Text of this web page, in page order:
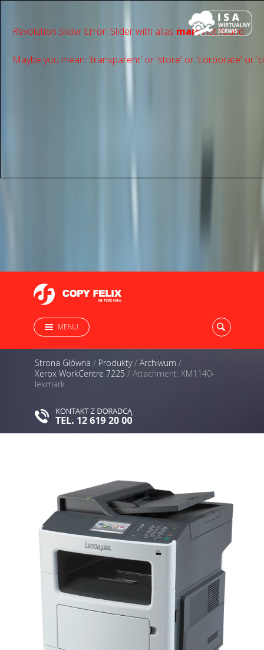
Revolution Slider Error: Slider with alias mainnot found.
Maybe you mean: 'transparent' or 'store' or 'сorporate' or
MENU
Strona Główna / Produkty/ Archiwum /
Xerox WorkCentre 7225 / Attachment: XM1140-
lexmark